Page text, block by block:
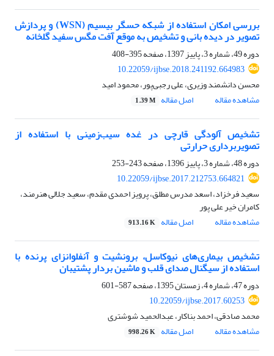
بررسی امکان استفاده از شبکه حسگر بیسیم (WSN) و پردازش
تصویر در دیده بانی و تشخیص به موقع آفت مگس سفید گلخانه
دوره 49، شماره 3، پاییز 1397، صفحه
395-408
10.22059/ijbse.2018.241192.664983
محسن دانشمند وزیری، علی رجبی‌پور، محمود امید
مشاهده مقاله
اصل مقاله 1.39 M
تشخیص آلودگی قارچی در غده سیب‌زمینی با استفاده از
تصویربرداری حرارتی
دوره 48، شماره 3، پاییز 1396، صفحه
243-253
10.22059/ijbse.2017.212753.664821
سعید فرخزاد، اسعد مدرس مطلق، پرویز احمدی مقدم، سعید جلالی هنرمند،
کامران خیر علی پور
مشاهده مقاله
اصل مقاله 913.16 K
تشخیص بیماری‌های نیوکاسل، برونشیت و آنفلوانزای پرنده با
استفاده از سیگنال صدای قلب و ماشین بردار پشتیبان
دوره 47، شماره 4، زمستان 1395، صفحه
587-601
10.22059/ijbse.2017.60253
محمد صادقی، احمد بناکار، عبدالحمید شوشتری
مشاهده مقاله
اصل مقاله 998.26 K